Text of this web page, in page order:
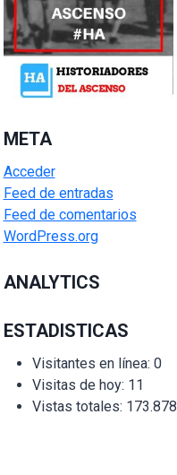
META
Acceder
Feed de entradas
Feed de comentarios
WordPress.org
ANALYTICS
ESTADISTICAS
Visitantes en línea: 0
Visitas de hoy: 11
Vistas totales: 173.878